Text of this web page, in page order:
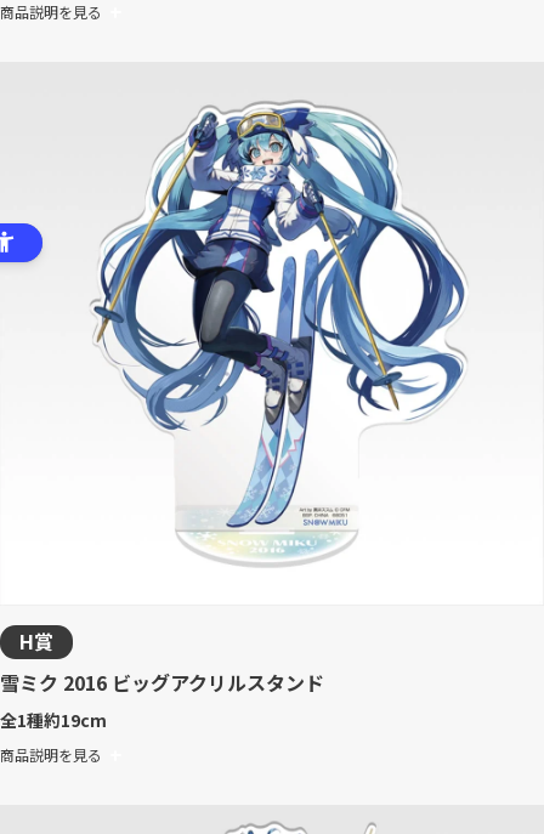
商品説明を見る
H賞
雪ミク 2016 ビッグアクリルスタンド
全1種約19cm
商品説明を見る